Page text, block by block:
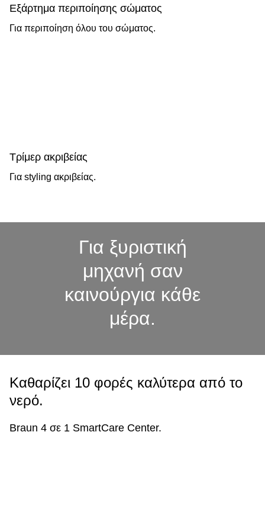
Εξάρτημα περιποίησης σώματος
Για περιποίηση όλου του σώματος.
Τρίμερ ακριβείας
Για styling ακριβείας.
Για ξυριστική
μηχανή σαν
καινούργια κάθε
μέρα.
Καθαρίζει 10 φορές καλύτερα από το
νερό.
Braun 4 σε 1 SmartCare Center.